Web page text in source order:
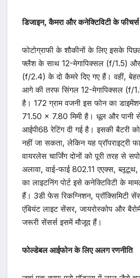
डिजाइन, कैमरा और कनेक्टिविटी के फीचर्स
फोटोग्राफी के शौकीनों के लिए इसके
फ्लैश के साथ 12-मेगापिक्सल (f/1.5) और
(f/2.4) के दो कैमरे दिए गए हैं। वहीं,
आगे की तरफ सिंगल 12-मेगापिक्सल (f/
है। 172 ग्राम वजनी इस फोन का
71.50 x 7.80 मिमी है। धूल और पानी
आईपी68 रेटिंग दी गई है। इसकी बैटरी
नहीं जा सकता, लेकिन यह प्रॉपराइट्री
वायरलेस चार्जिंग दोनों को पूरी तरह से
अलावा, वाई-फाई 802.11 एएक्स,
का लाइटनिंग पोर्ट इसे कनेक्टिविटी के
हैं। 3डी फेस रिकग्निशन, प्रॉक्सिमिटी
एंबियंट लाइट सेंसर, जायरोस्कोप और
जरूरी सेंसर्स इसमें मौजूद हैं।
फोल्डेबल आईफोन के लिए अलग रणनीति